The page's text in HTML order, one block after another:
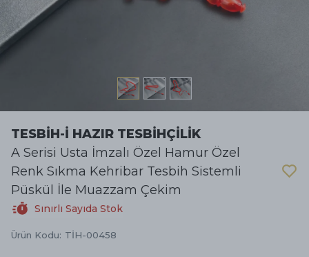
TESBİH-İ HAZIR TESBİHÇİLİK
A Serisi Usta İmzalı Özel Hamur Özel
Renk Sıkma Kehribar Tesbih Sistemli
Püskül İle Muazzam Çekim
Sınırlı Sayıda Stok
Ürün Kodu: TİH-00458